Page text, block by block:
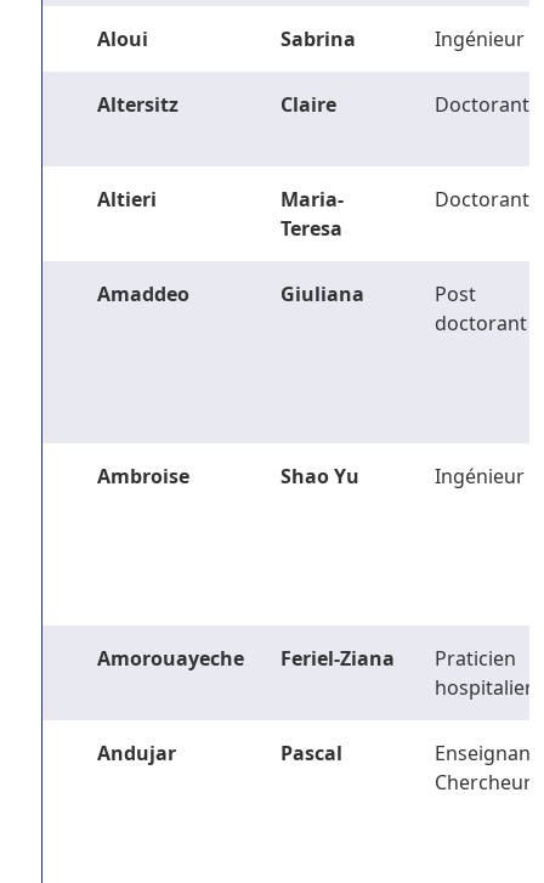
Aloui Sabrina Ingénieur
Altersitz Claire Doctorant
Altieri
Maria-
Teresa
Doctorant
Amaddeo Giuliana
Post
doctorant
Ambroise Shao Yu Ingénieur
Amorouayeche Feriel-Ziana
Praticien
hospitalier
Andujar Pascal
Enseignant-
Chercheur